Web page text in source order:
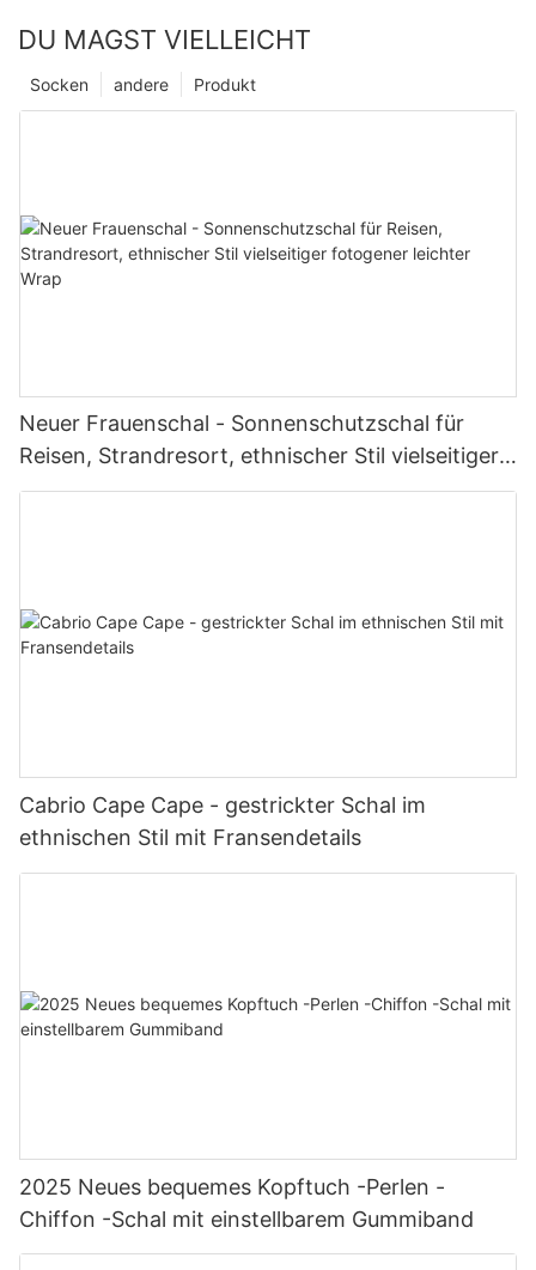
DU MAGST VIELLEICHT
Produkt
andere
Socken
Neuer Frauenschal - Sonnenschutzschal für
Reisen, Strandresort, ethnischer Stil vielseitiger
fotogener leichter Wrap
Cabrio Cape Cape - gestrickter Schal im
ethnischen Stil mit Fransendetails
2025 Neues bequemes Kopftuch -Perlen -
Chiffon -Schal mit einstellbarem Gummiband